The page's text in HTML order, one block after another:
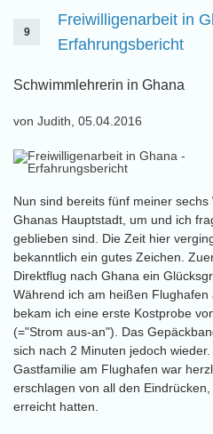
9
Freiwilligenarbeit in
Erfahrungsbericht
Schwimmlehrerin in Ghana
von Judith, 05.04.2016
Nun sind bereits fünf meiner sechs
Ghanas Hauptstadt, um und ich
geblieben sind. Die Zeit hier
bekanntlich ein gutes Zeichen.
Direktflug nach Ghana ein
Während ich am heißen Flughafen
bekam ich eine erste Kostprobe
(="Strom aus-an"). Das
sich nach 2 Minuten jedoch
Gastfamilie am Flughafen war
erschlagen von all den
erreicht hatten.